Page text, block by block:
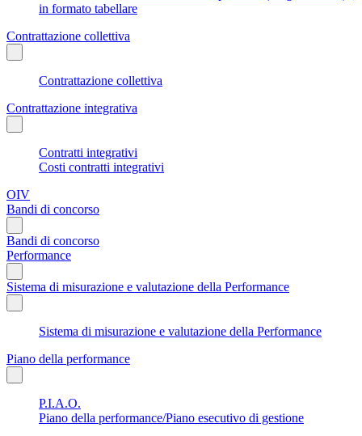
in formato tabellare
Contrattazione collettiva
Contrattazione collettiva
Contrattazione integrativa
Contratti integrativi
Costi contratti integrativi
OIV
Bandi di concorso
Bandi di concorso
Performance
Sistema di misurazione e valutazione della Performance
Sistema di misurazione e valutazione della Performance
Piano della performance
P.I.A.O.
Piano della performance/Piano esecutivo di gestione